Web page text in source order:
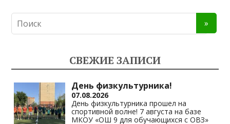
o
as
s
ni
gr
a
m
s
A
p
p
y
Li
n
k
СВЕЖИЕ ЗАПИСИ
День физкультурника!
07.08.2026
День физкультурника прошел на
спортивной волне! 7 августа на базе
МКОУ «ОШ 9 для обучающихся с ОВЗ»